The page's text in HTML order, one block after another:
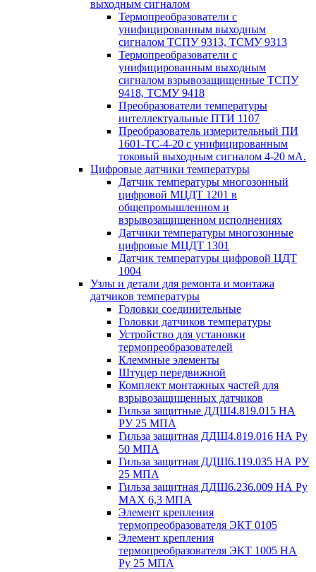
выходным сигналом
Термопреобразователи с
унифицированным выходным
сигналом ТСПУ 9313, ТСМУ 9313
Термопреобразователи с
унифицированным выходным
сигналом взрывозащищенные ТСПУ
9418, ТСМУ 9418
Преобразователи температуры
интеллектуальные ПТИ 1107
Преобразователь измерительный ПИ
1601-ТС-4-20 с унифицированным
токовый выходным сигналом 4-20 мА.
Цифровые датчики температуры
Датчик температуры многозонный
цифровой МЦДТ 1201 в
общепромышленном и
взрывозащищенном исполнениях
Датчики температуры многозонные
цифровые МЦДТ 1301
Датчик температуры цифровой ЦДТ
1004
Узлы и детали для ремонта и монтажа
датчиков температуры
Головки соединительные
Головки датчиков температуры
Устройство для установки
термопреобразователей
Клеммные элементы
Штуцер передвижной
Комплект монтажных частей для
взрывозащищенных датчиков
Гильза защитные ДДШ4.819.015 НА
РУ 25 МПА
Гильза защитная ДДШ4.819.016 НА Ру
50 МПА
Гильза защитная ДДШ6.119.035 НА РУ
25 МПА
Гильза защитная ДДШ6.236.009 НА Ру
MAX 6,3 МПА
Элемент крепления
термопреобразователя ЭКТ 0105
Элемент крепления
термопреобразователя ЭКТ 1005 НА
Ру 25 МПА